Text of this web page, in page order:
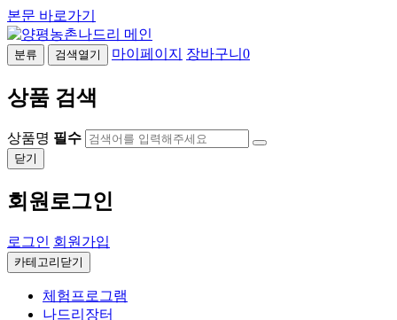
본문 바로가기
분류 검색열기 마이페이지 장바구니 0
상품 검색
상품명 필수
닫기
회원로그인
로그인 회원가입
카테고리닫기
체험프로그램
나드리장터